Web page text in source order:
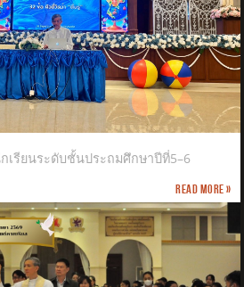
เรียนระดับชั้นประถมศึกษาปีที่5–6
Read more »